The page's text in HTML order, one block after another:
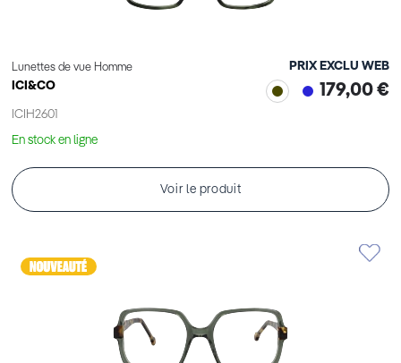
Lunettes de vue Homme
ICI&CO
ICIH2601
PRIX EXCLU WEB
179,00 €
En stock en ligne
Voir le produit